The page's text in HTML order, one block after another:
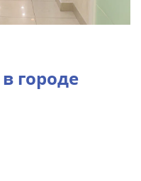
городе